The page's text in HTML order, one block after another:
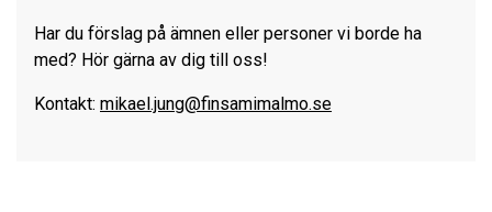
Har du förslag på ämnen eller personer vi borde ha
med? Hör gärna av dig till oss!
Kontakt: mikael.jung@finsamimalmo.se